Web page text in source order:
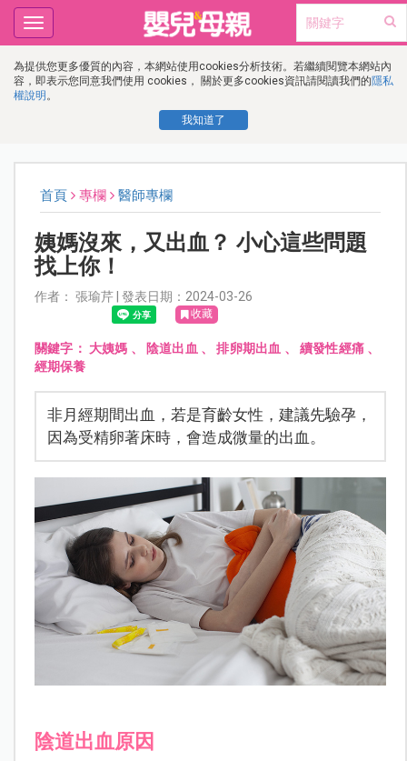
為提供您更多優質的內容，本網站使用cookies分析技術。若繼續閱覽本網站內
容，即表示您同意我們使用 cookies， 關於更多cookies資訊請閱讀我們的隱私
權說明 。
我知道了
Toggle
navigation
首頁 專欄 醫師專欄
姨媽沒來，又出血？ 小心這些問題
找上你！
作者： 張瑜芹 | 發表日期：2024-03-26
收藏
關鍵字： 大姨媽 、 陰道出血 、排卵期出血 、 續發性經痛、
經期保養
非月經期間出血，若是育齡女性，建議先驗孕，
因為受精卵著床時，會造成微量的出血。
陰道出血原因